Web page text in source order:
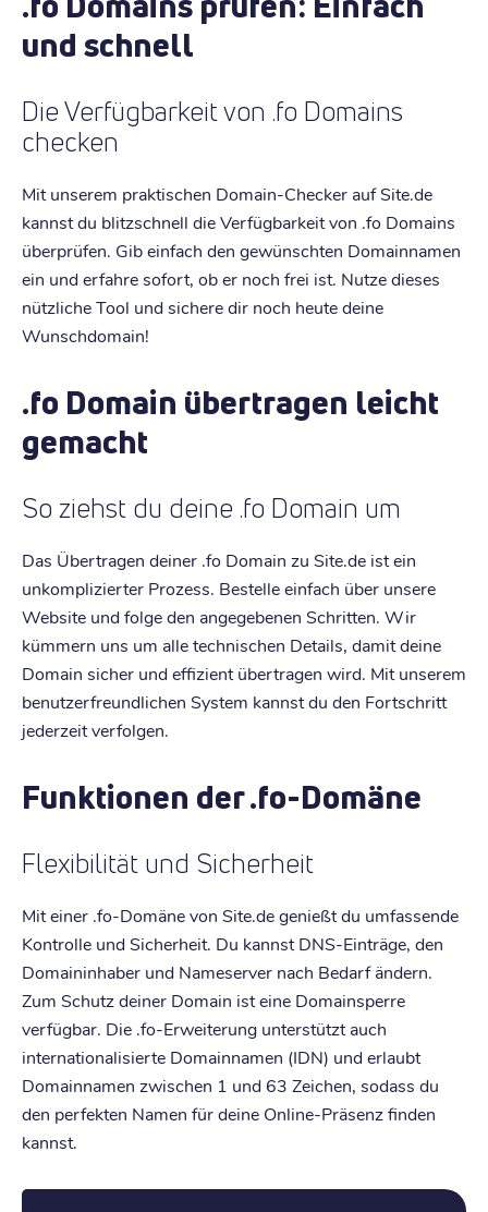
und schnell
Die Verfügbarkeit von .fo Domains
checken
Mit unserem praktischen Domain-Checker auf Site.de
kannst du blitzschnell die Verfügbarkeit von .fo Domains
überprüfen. Gib einfach den gewünschten Domainnamen
ein und erfahre sofort, ob er noch frei ist. Nutze dieses
nützliche Tool und sichere dir noch heute deine
Wunschdomain!
.fo Domain übertragen leicht
gemacht
So ziehst du deine .fo Domain um
Das Übertragen deiner .fo Domain zu Site.de ist ein
unkomplizierter Prozess. Bestelle einfach über unsere
Website und folge den angegebenen Schritten. Wir
kümmern uns um alle technischen Details, damit deine
Domain sicher und effizient übertragen wird. Mit unserem
benutzerfreundlichen System kannst du den Fortschritt
jederzeit verfolgen.
Funktionen der .fo-Domäne
Flexibilität und Sicherheit
Mit einer .fo-Domäne von Site.de genießt du umfassende
Kontrolle und Sicherheit. Du kannst DNS-Einträge, den
Domaininhaber und Nameserver nach Bedarf ändern.
Zum Schutz deiner Domain ist eine Domainsperre
verfügbar. Die .fo-Erweiterung unterstützt auch
internationalisierte Domainnamen (IDN) und erlaubt
Domainnamen zwischen 1 und 63 Zeichen, sodass du
den perfekten Namen für deine Online-Präsenz finden
kannst.